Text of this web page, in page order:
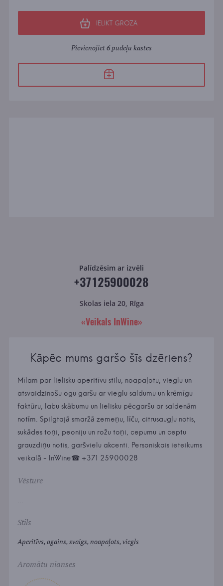
IELIKT GROZĀ
Pievienojiet 6 pudeļu kastes
Palīdzēsim ar izvēli
+37125900028
Skolas iela 20, Rīga
«Veikals InWine»
Kāpēc mums garšo šīs dzēriens?
Mīlam par lielisku aperitīvu stilu, noapaļotu, vieglu un
atsvaidzinošu ogu garšu ar vieglu saldumu un krēmīgu
faktūru, labu skābumu un lielisku pēcgaršu ar saldenām
notīm. Spilgtajā smaržā zemeņu, līču, citrusaugļu notis,
sukādes toņi, peoniju un rožu toņi, cepumu un ceptu
grauzdiņu notis, garšvielu akcenti. Personiskais ieteikums
veikalā - InWine☎ +371 25900028
Vēsture
...
Stils
Aperitīvs, ogains, svaigs, noapaļots, viegls
Aromātu nianses